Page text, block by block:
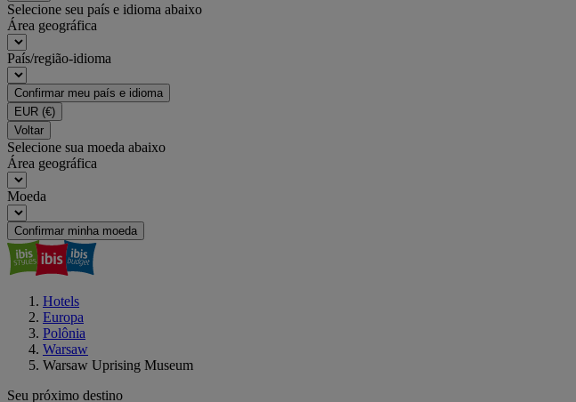
Selecione seu país e idioma abaixo
Área geográfica
País/região-idioma
Confirmar meu país e idioma
EUR (€)
Voltar
Selecione sua moeda abaixo
Área geográfica
Moeda
Confirmar minha moeda
Hotels
Europa
Polônia
Warsaw
Warsaw Uprising Museum
Seu próximo destino